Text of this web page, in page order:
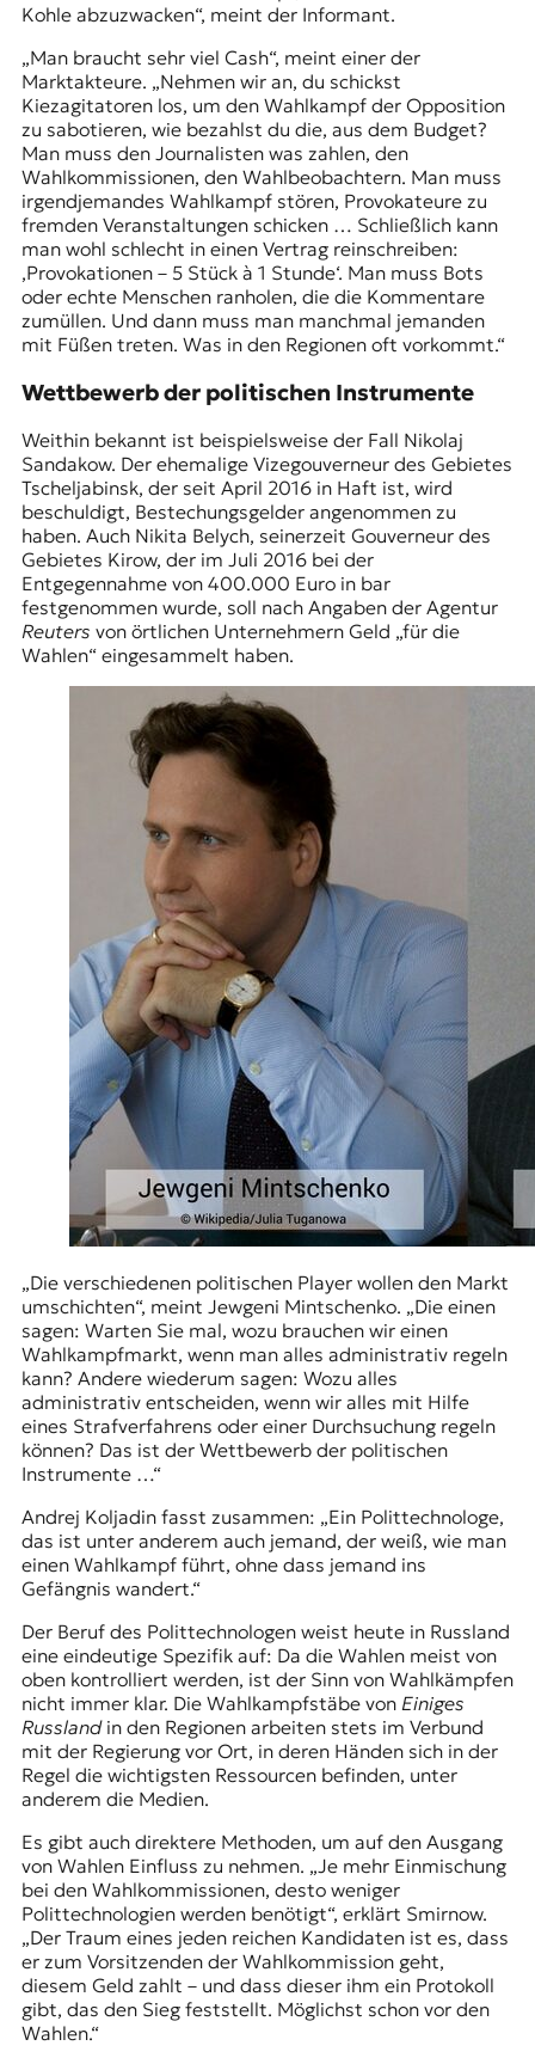
Kohle abzuzwacken“, meint der Informant.
„Man braucht sehr viel Cash“, meint einer der
Marktakteure. „Nehmen wir an, du schickst
Kiezagitatoren los, um den Wahlkampf der Opposition
zu sabotieren, wie bezahlst du die, aus dem Budget?
Man muss den Journalisten was zahlen, den
Wahlkommissionen, den Wahlbeobachtern. Man muss
irgendjemandes Wahlkampf stören, Provokateure zu
fremden Veranstaltungen schicken … Schließlich kann
man wohl schlecht in einen Vertrag reinschreiben:
‚Provokationen – 5 Stück à 1 Stunde‘. Man muss Bots
oder echte Menschen ranholen, die die Kommentare
zumüllen. Und dann muss man manchmal jemanden
mit Füßen treten. Was in den Regionen oft vorkommt.“
Wettbewerb der politischen Instrumente
Weithin bekannt ist beispielsweise der Fall Nikolaj
Sandakow. Der ehemalige Vizegouverneur des Gebietes
Tscheljabinsk, der seit April 2016 in Haft ist, wird
beschuldigt, Bestechungsgelder angenommen zu
haben. Auch Nikita Belych, seinerzeit Gouverneur des
Gebietes Kirow, der im Juli 2016 bei der
Entgegennahme von 400.000 Euro in bar
festgenommen wurde, soll nach Angaben der Agentur
Reuters von örtlichen Unternehmern Geld „für die
Wahlen“ eingesammelt haben.
„Die verschiedenen politischen Player wollen den Markt
umschichten“, meint Jewgeni Mintschenko. „Die einen
sagen: Warten Sie mal, wozu brauchen wir einen
Wahlkampfmarkt, wenn man alles administrativ regeln
kann? Andere wiederum sagen: Wozu alles
administrativ entscheiden, wenn wir alles mit Hilfe
eines Strafverfahrens oder einer Durchsuchung regeln
können? Das ist der Wettbewerb der politischen
Instrumente …“
Andrej Koljadin fasst zusammen: „Ein Polittechnologe,
das ist unter anderem auch jemand, der weiß, wie man
einen Wahlkampf führt, ohne dass jemand ins
Gefängnis wandert.“
Der Beruf des Polittechnologen weist heute in Russland
eine eindeutige Spezifik auf: Da die Wahlen meist von
oben kontrolliert werden, ist der Sinn von Wahlkämpfen
nicht immer klar. Die Wahlkampfstäbe von Einiges
Russlandin den Regionen arbeiten stets im Verbund
mit der Regierung vor Ort, in deren Händen sich in der
Regel die wichtigsten Ressourcen befinden, unter
anderem die Medien.
Es gibt auch direktere Methoden, um auf den Ausgang
von Wahlen Einfluss zu nehmen. „Je mehr Einmischung
bei den Wahlkommissionen, desto weniger
Polittechnologien werden benötigt“, erklärt Smirnow.
„Der Traum eines jeden reichen Kandidaten ist es, dass
er zum Vorsitzenden der Wahlkommission geht,
diesem Geld zahlt – und dass dieser ihm ein Protokoll
gibt, das den Sieg feststellt. Möglichst schon vor den
Wahlen.“